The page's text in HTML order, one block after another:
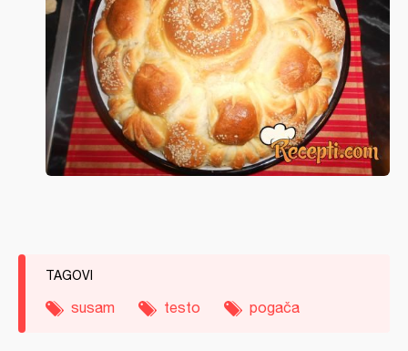
TAGOVI
susam testo pogača